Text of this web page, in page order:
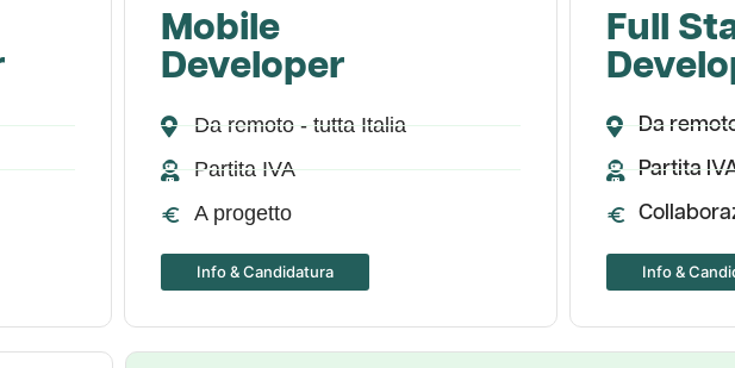
Mobile
Developer
Da remoto - tutta Italia
Partita IVA
A progetto
Info & Candidatura
Full
Da
Partita
Info &